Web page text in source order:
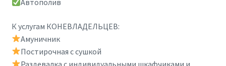
К услугам КОНЕВЛАДЕЛЬЦЕВ:
Амуничник
Постирочная с сушкой
Раздевалка с индивидуальными шкафчиками и